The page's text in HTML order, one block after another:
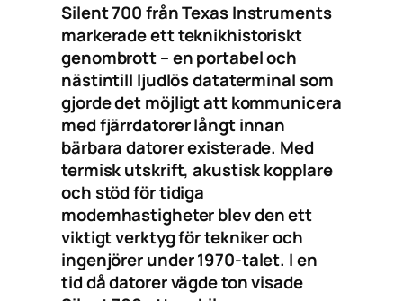
Silent 700 från Texas Instruments
markerade ett teknikhistoriskt
genombrott – en portabel och
nästintill ljudlös dataterminal som
gjorde det möjligt att kommunicera
med fjärrdatorer långt innan
bärbara datorer existerade. Med
termisk utskrift, akustisk kopplare
och stöd för tidiga
modemhastigheter blev den ett
viktigt verktyg för tekniker och
ingenjörer under 1970-talet. I en
tid då datorer vägde ton visade